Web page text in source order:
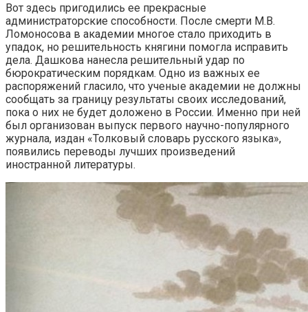
Вот здесь пригодились ее прекрасные
администраторские способности. После смерти М.В.
Ломоносова в академии многое стало приходить в
упадок, но решительность княгини помогла исправить
дела. Дашкова нанесла решительный удар по
бюрократическим порядкам. Одно из важных ее
распоряжений гласило, что ученые академии не должны
сообщать за границу результаты своих исследований,
пока о них не будет доложено в России. Именно при ней
был организован выпуск первого научно-популярного
журнала, издан «Толковый словарь русского языка»,
появились переводы лучших произведений
иностранной литературы.